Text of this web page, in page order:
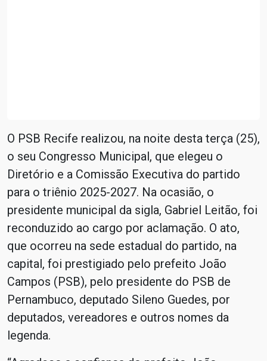
O PSB Recife realizou, na noite desta terça (25),
o seu Congresso Municipal, que elegeu o
Diretório e a Comissão Executiva do partido
para o triênio 2025-2027. Na ocasião, o
presidente municipal da sigla, Gabriel Leitão, foi
reconduzido ao cargo por aclamação. O ato,
que ocorreu na sede estadual do partido, na
capital, foi prestigiado pelo prefeito João
Campos (PSB), pelo presidente do PSB de
Pernambuco, deputado Sileno Guedes, por
deputados, vereadores e outros nomes da
legenda.